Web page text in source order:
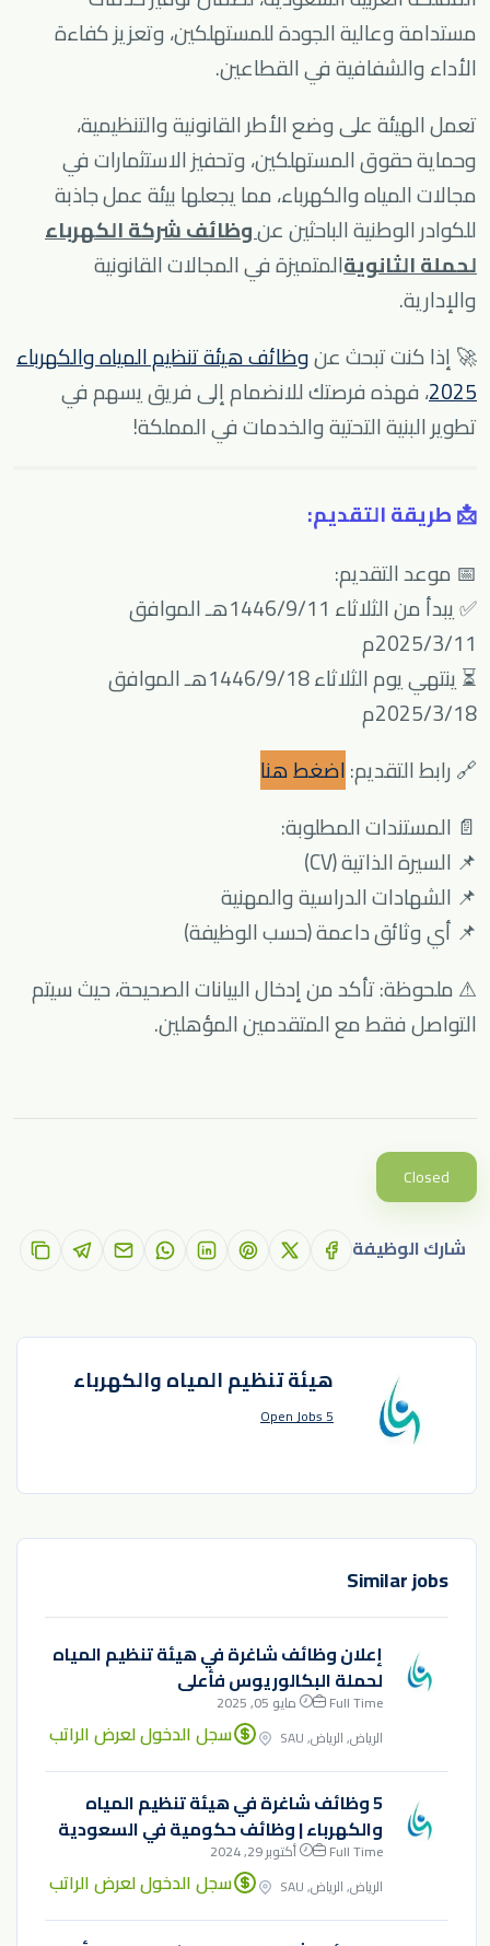
مستدامة وعالية الجودة للمستهلكين، وتعزيز كفاءة
الأداء والشفافية في القطاعين.
تعمل الهيئة على وضع الأطر القانونية والتنظيمية،
وحماية حقوق المستهلكين، وتحفيز الاستثمارات في
مجالات المياه والكهرباء، مما يجعلها بيئة عمل جاذبة
للكوادر الوطنية الباحثين عنوظائف شركة الكهرباء
لحملة الثانويةالمتميزة في المجالات القانونية
والإدارية.
🚀 إذا كنت تبحث عنوظائف هيئة تنظيم المياه والكهرباء
2025، فهذه فرصتك للانضمام إلى فريق يسهم في
تطوير البنية التحتية والخدمات في المملكة!
📩 طريقة التقديم:
📅 موعد التقديم:
✅ يبدأ من الثلاثاء 1446/9/11هـ الموافق
2025/3/11م
⏳ ينتهي يوم الثلاثاء 1446/9/18هـ الموافق
2025/3/18م
🔗 رابط التقديم:اضغط هنا
📄 المستندات المطلوبة:
📌 السيرة الذاتية (CV)
📌 الشهادات الدراسية والمهنية
📌 أي وثائق داعمة (حسب الوظيفة)
⚠ ملحوظة: تأكد من إدخال البيانات الصحيحة، حيث سيتم
التواصل فقط مع المتقدمين المؤهلين.
Closed
شارك الوظيفة
هيئة تنظيم المياه والكهرباء
5 Open Jobs
Similar jobs
إعلان وظائف شاغرة في هيئة تنظيم المياه
لحملة البكالوريوس فأعلى
Full Time
مايو 05, 2025
الرياض, الرياض, SAU
سجل الدخول لعرض الراتب
5 وظائف شاغرة في هيئة تنظيم المياه
والكهرباء | وظائف حكومية في السعودية
Full Time
أكتوبر 29, 2024
الرياض, الرياض, SAU
سجل الدخول لعرض الراتب